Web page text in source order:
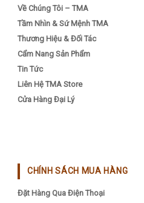
Về Chúng Tôi – TMA
Tầm Nhìn & Sứ Mệnh TMA
Thương Hiệu & Đối Tác
Cẩm Nang Sản Phẩm
Tin Tức
Liên Hệ TMA Store
Cửa Hàng Đại Lý
CHÍNH SÁCH MUA HÀNG
Đặt Hàng Qua Điện Thoại